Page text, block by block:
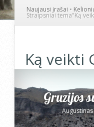
Naujausi įrašai •
Straipsniai tema"Ką
Ką veikti
Gruzijos